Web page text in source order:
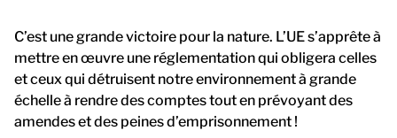
C’est une grande victoire pour la nature. L’UE s’apprête à
mettre en œuvre une réglementation qui obligera celles
et ceux qui détruisent notre environnement à grande
échelle à rendre des comptes tout en prévoyant des
amendes et des peines d’emprisonnement !